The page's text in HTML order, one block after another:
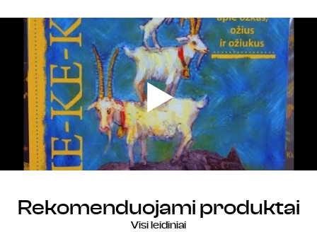
Rekomenduojami produktai
Visi leidiniai